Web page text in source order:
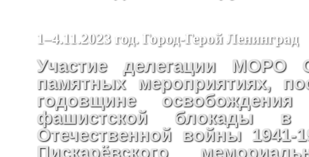
1–4.11.2023 год. Город-Герой Ленинград
Участие делегации
памятных мероприятиях,
годовщине
фашистской блокады в
Отечественной войны 1941-
Пискарёвского